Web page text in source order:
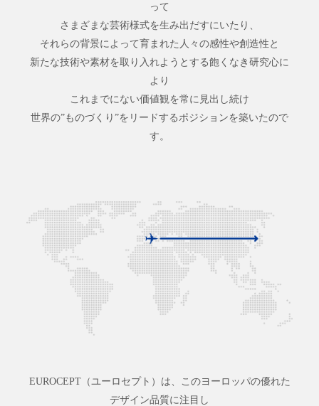
って
さまざまな芸術様式を生み出だすにいたり、
それらの背景によって育まれた人々の感性や創造性と
新たな技術や素材を取り入れようとする飽くなき研究心に
より
これまでにない価値観を常に見出し続け
世界の”ものづくり”をリードするポジションを築いたので
す。
EUROCEPT（ユーロセプト）は、このヨーロッパの優れた
デザイン品質に注目し